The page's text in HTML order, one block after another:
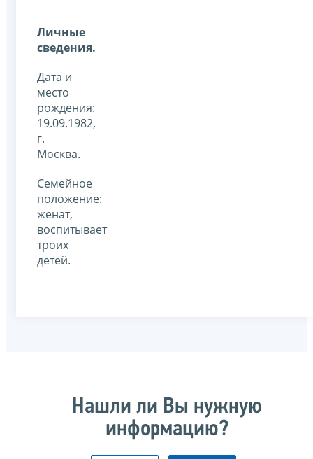
Личные
сведения.
Дата и
место
рождения:
19.09.1982,
г.
Москва.
Семейное
положение:
женат,
воспитывает
троих
детей.
Нашли ли Вы нужную
информацию?